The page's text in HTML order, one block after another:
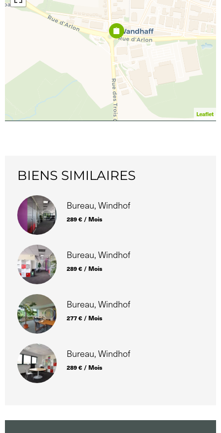
Leaflet
BIENS SIMILAIRES
Bureau, Windhof
289 € / Mois
Bureau, Windhof
289 € / Mois
Bureau, Windhof
277 € / Mois
Bureau, Windhof
289 € / Mois